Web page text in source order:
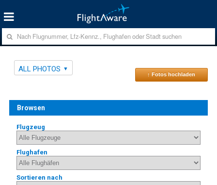
ALL PHOTOS
↑ Fotos hochladen
Browsen
Flugzeug
Flughafen
Sortieren nach